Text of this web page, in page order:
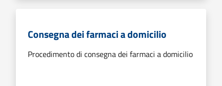
Consegna dei farmaci a domicilio
Procedimento di consegna dei farmaci a domicilio